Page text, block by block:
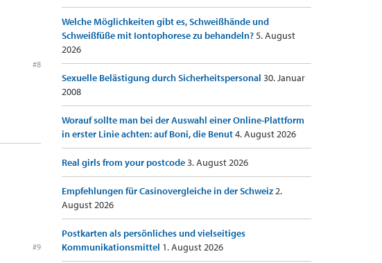
#8
#9
Welche Möglichkeiten gibt es, Schweißhände und
Schweißfüße mit Iontophorese zu behandeln?5. August
2026
Sexuelle Belästigung durch Sicherheitspersonal 30. Januar
2008
Worauf sollte man bei der Auswahl einer Online-Plattform
in erster Linie achten: auf Boni, die Benut4. August 2026
Real girls from your postcode3. August 2026
Empfehlungen für Casinovergleiche in der Schweiz2.
August 2026
Postkarten als persönliches und vielseitiges
Kommunikationsmittel 1. August 2026